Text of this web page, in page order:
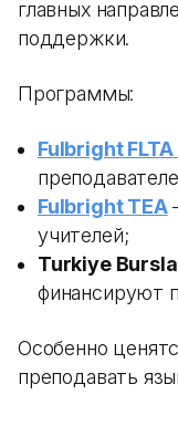
главных
поддержки.
Программы:
Fulbright FLTA
Fulbright TEA
учителей;
Turkiye
финансируют
Особенно
преподавать